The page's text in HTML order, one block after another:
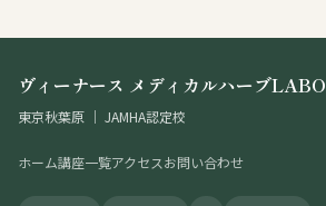
ヴィーナース メディカルハーブLABO
東京秋葉原 ｜ JAMHA認定校
ホーム講座一覧アクセスお問い合わせ